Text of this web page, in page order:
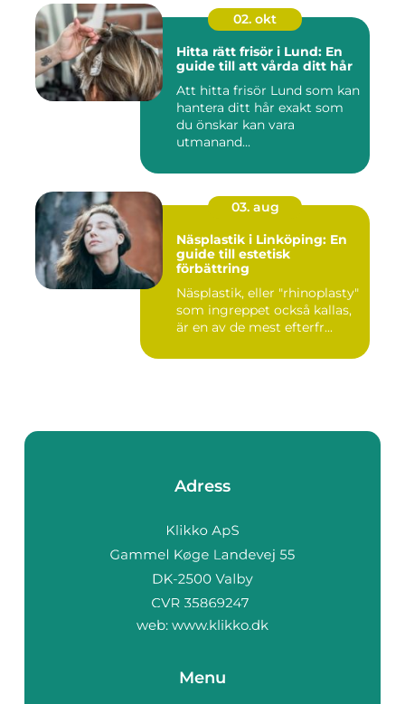
02. okt
Hitta rätt frisör i Lund: En
guide till att vårda ditt hår
Att hitta frisör Lund som kan
hantera ditt hår exakt som
du önskar kan vara
utmanand...
03. aug
Näsplastik i Linköping: En
guide till estetisk
förbättring
Näsplastik, eller "rhinoplasty"
som ingreppet också kallas,
är en av de mest efterfr...
Adress
web: www.klikko.dk
Menu